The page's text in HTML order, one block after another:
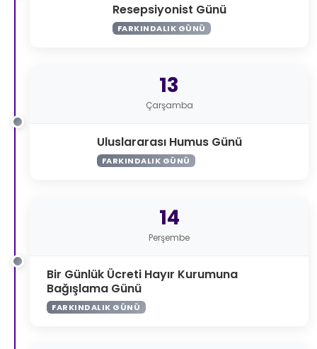
Resepsiyonist Günü
FARKINDALIK GÜNÜ
13
Çarşamba
Uluslararası Humus Günü
FARKINDALIK GÜNÜ
14
Perşembe
Bir Günlük Ücreti Hayır Kurumuna
Bağışlama Günü
FARKINDALIK GÜNÜ